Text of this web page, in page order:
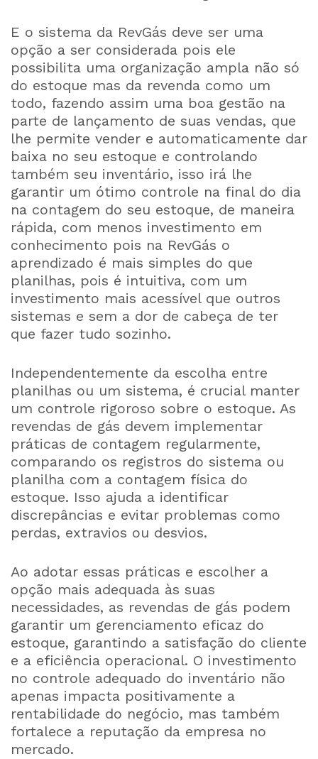
E o sistema da RevGás deve ser uma
opção a ser considerada pois ele
possibilita uma organização ampla não só
do estoque mas da revenda como um
todo, fazendo assim uma boa gestão na
parte de lançamento de suas vendas, que
lhe permite vender e automaticamente dar
baixa no seu estoque e controlando
também seu inventário, isso irá lhe
garantir um ótimo controle na final do dia
na contagem do seu estoque, de maneira
rápida, com menos investimento em
conhecimento pois na RevGás o
aprendizado é mais simples do que
planilhas, pois é intuitiva, com um
investimento mais acessível que outros
sistemas e sem a dor de cabeça de ter
que fazer tudo sozinho.
Independentemente da escolha entre
planilhas ou um sistema, é crucial manter
um controle rigoroso sobre o estoque. As
revendas de gás devem implementar
práticas de contagem regularmente,
comparando os registros do sistema ou
planilha com a contagem física do
estoque. Isso ajuda a identificar
discrepâncias e evitar problemas como
perdas, extravios ou desvios.
Ao adotar essas práticas e escolher a
opção mais adequada às suas
necessidades, as revendas de gás podem
garantir um gerenciamento eficaz do
estoque, garantindo a satisfação do cliente
e a eficiência operacional. O investimento
no controle adequado do inventário não
apenas impacta positivamente a
rentabilidade do negócio, mas também
fortalece a reputação da empresa no
mercado.